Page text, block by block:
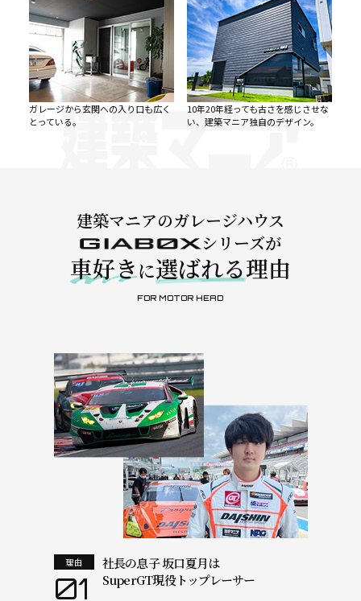
ガレージから玄関への入り口も広く
とっている。
10年20年経っても古さを感じさせな
い、建築マニア独自のデザイン。
建築マニアのガレージハウス
シリーズが
車好きに選ばれる理由
FOR MOTOR HEAD
理由
01
社長の息子 坂口夏月は
SuperGT現役トップレーサー